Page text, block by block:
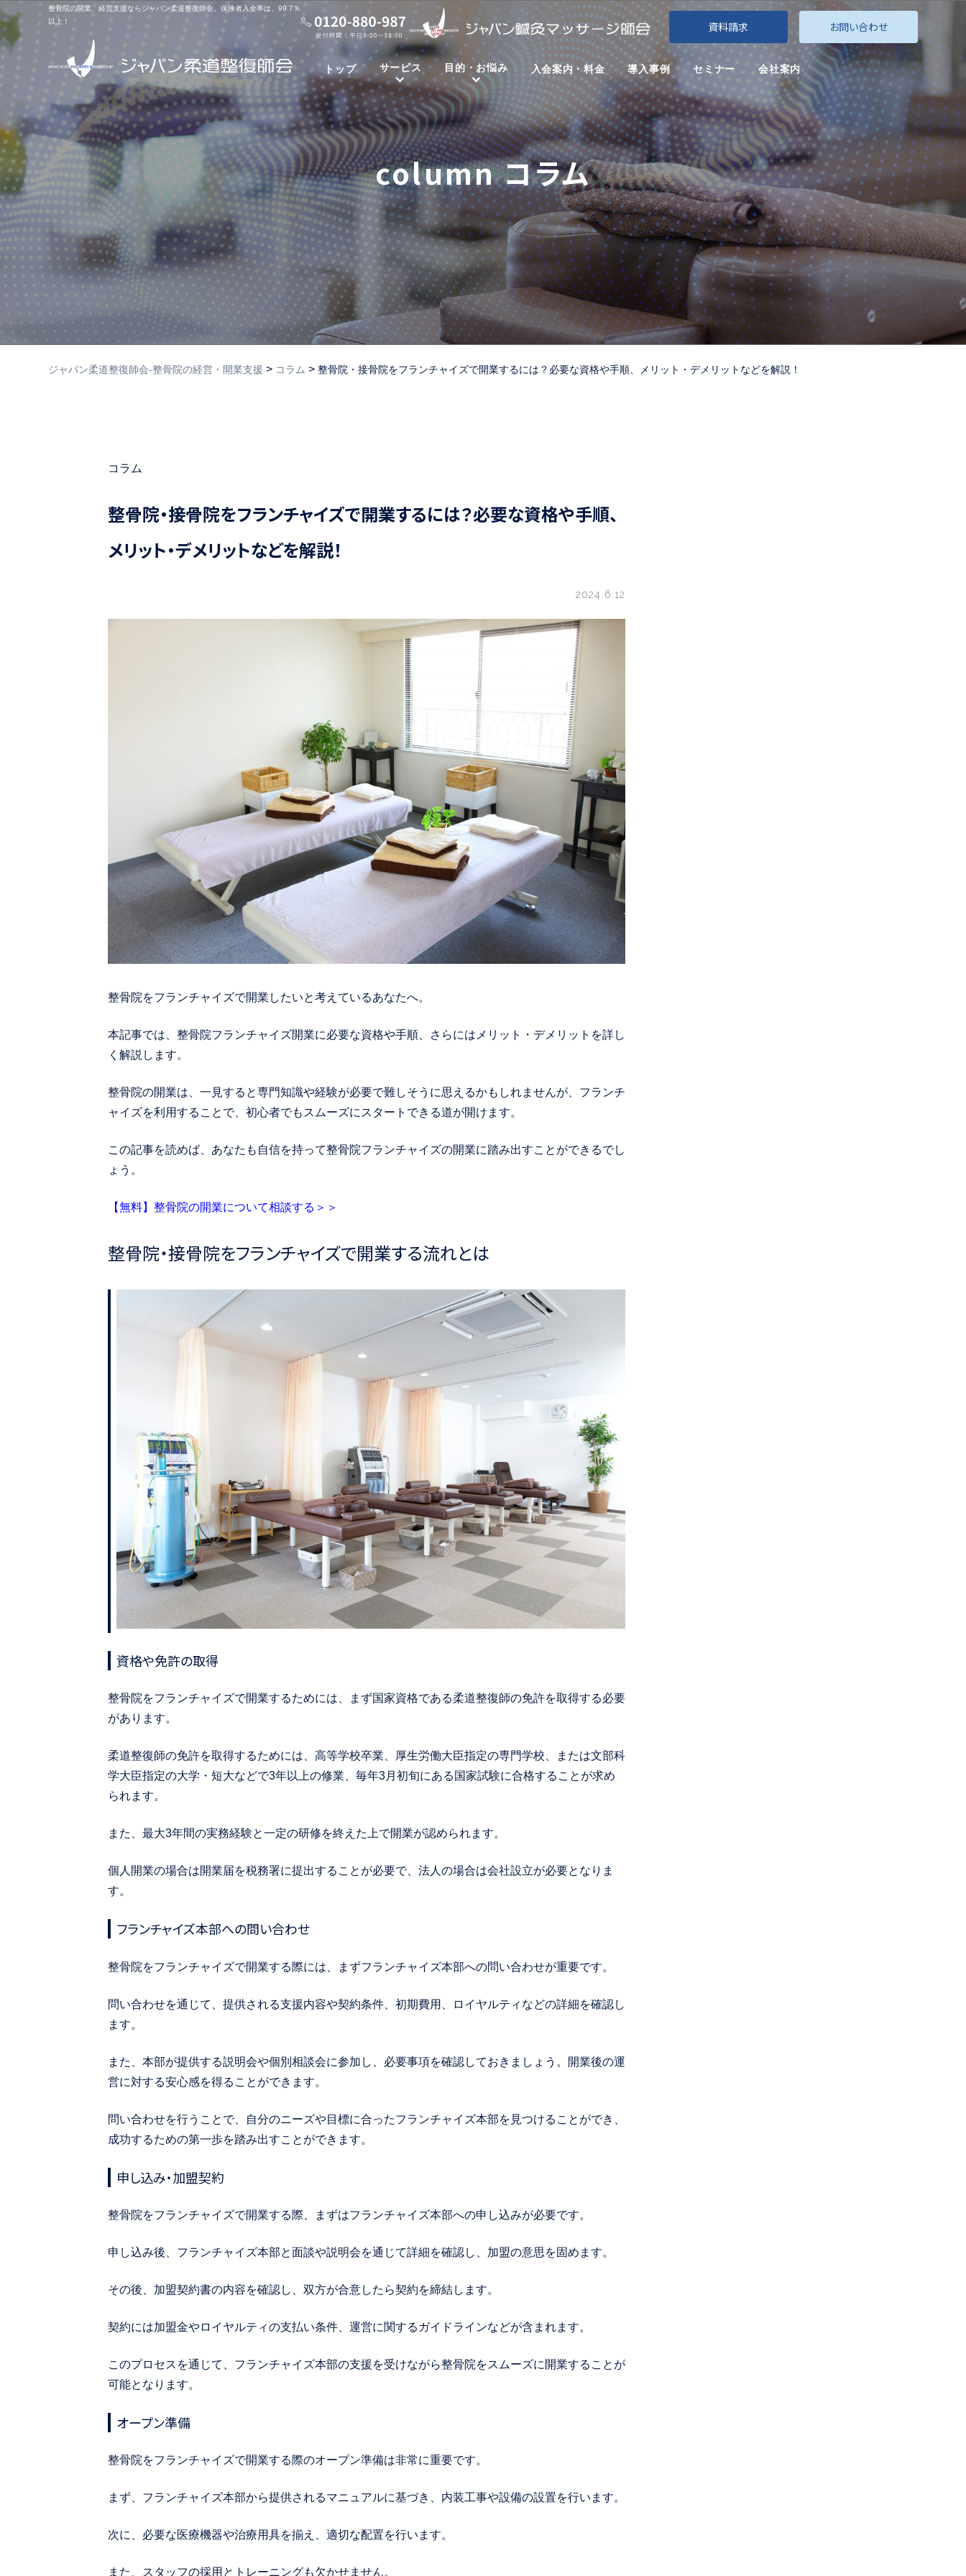
整骨院の開業、経営支援ならジャパン柔道整復師会。保険者入金率は、99.7％
以上！
資料請求 お問い合わせ
トップ サービス 目的・お悩み 入会案内・料金 導入事例 セミナー 会社案内
columnコラム
ジャパン柔道整復師会‐整骨院の経営・開業支援 > コラム >整骨院・接骨院をフランチャイズで開業するには？必要な資格や手順、メリット・デメリットなどを解説！
コラム
整骨院・接骨院をフランチャイズで開業するには？必要な資格や手順、
メリット・デメリットなどを解説！
2024.6.12
整骨院をフランチャイズで開業したいと考えているあなたへ。
本記事では、整骨院フランチャイズ開業に必要な資格や手順、さらにはメリット・デメリットを詳し
く解説します。
整骨院の開業は、一見すると専門知識や経験が必要で難しそうに思えるかもしれませんが、フランチ
ャイズを利用することで、初心者でもスムーズにスタートできる道が開けます。
この記事を読めば、あなたも自信を持って整骨院フランチャイズの開業に踏み出すことができるでし
ょう。
【無料】整骨院の開業について相談する＞＞
整骨院・接骨院をフランチャイズで開業する流れとは
資格や免許の取得
整骨院をフランチャイズで開業するためには、まず国家資格である柔道整復師の免許を取得する必要
があります。
柔道整復師の免許を取得するためには、高等学校卒業、厚生労働大臣指定の専門学校、または文部科
学大臣指定の大学・短大などで3年以上の修業、毎年3月初旬にある国家試験に合格することが求め
られます。
また、最大3年間の実務経験と一定の研修を終えた上で開業が認められます。
個人開業の場合は開業届を税務署に提出することが必要で、法人の場合は会社設立が必要となりま
す。
フランチャイズ本部への問い合わせ
整骨院をフランチャイズで開業する際には、まずフランチャイズ本部への問い合わせが重要です。
問い合わせを通じて、提供される支援内容や契約条件、初期費用、ロイヤルティなどの詳細を確認し
ます。
また、本部が提供する説明会や個別相談会に参加し、必要事項を確認しておきましょう。開業後の運
営に対する安心感を得ることができます。
問い合わせを行うことで、自分のニーズや目標に合ったフランチャイズ本部を見つけることができ、
成功するための第一歩を踏み出すことができます。
申し込み・加盟契約
整骨院をフランチャイズで開業する際、まずはフランチャイズ本部への申し込みが必要です。
申し込み後、フランチャイズ本部と面談や説明会を通じて詳細を確認し、加盟の意思を固めます。
その後、加盟契約書の内容を確認し、双方が合意したら契約を締結します。
契約には加盟金やロイヤルティの支払い条件、運営に関するガイドラインなどが含まれます。
このプロセスを通じて、フランチャイズ本部の支援を受けながら整骨院をスムーズに開業することが
可能となります。
オープン準備
整骨院をフランチャイズで開業する際のオープン準備は非常に重要です。
まず、フランチャイズ本部から提供されるマニュアルに基づき、内装工事や設備の設置を行います。
次に、必要な医療機器や治療用具を揃え、適切な配置を行います。
また、スタッフの採用とトレーニングも欠かせません。